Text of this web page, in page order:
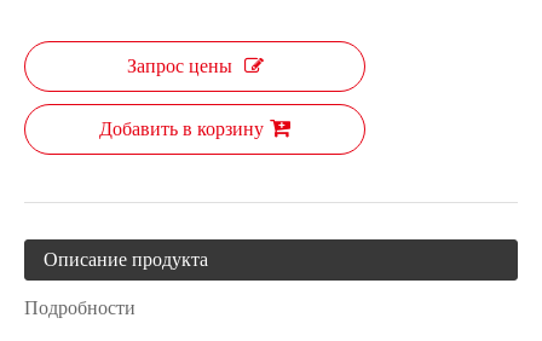
Запрос цены
Добавить в корзину
Описание продукта
Подробности